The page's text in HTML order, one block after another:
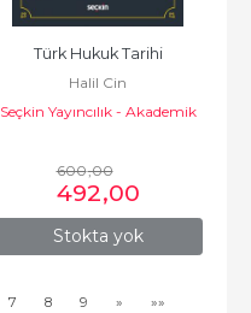
Stokta yok
Türk Hukuk Tarihi
Halil Cin
Seçkin Yayıncılık - Akademik
600,00
492,00
7 8 9 » »»